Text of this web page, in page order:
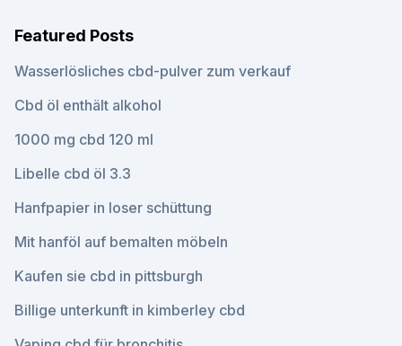
Featured Posts
Wasserlösliches cbd-pulver zum verkauf
Cbd öl enthält alkohol
1000 mg cbd 120 ml
Libelle cbd öl 3.3
Hanfpapier in loser schüttung
Mit hanföl auf bemalten möbeln
Kaufen sie cbd in pittsburgh
Billige unterkunft in kimberley cbd